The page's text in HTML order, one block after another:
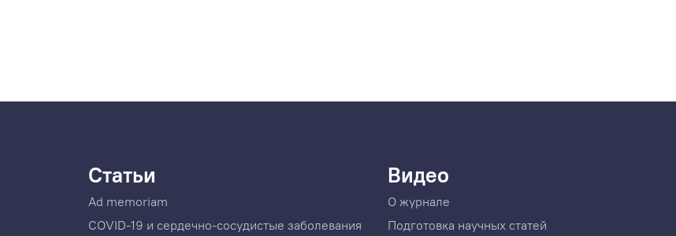
Статьи
Ad memoriam
COVID-19 и сердечно-сосудистые заболевания
Видео
О журнале
Подготовка научных статей